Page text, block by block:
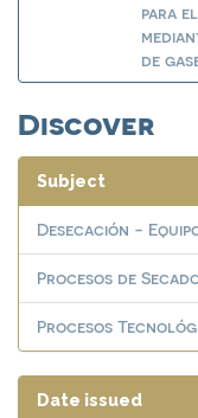
para
de
Discover
Subject
Desecación -
Procesos de
Procesos
Date issued